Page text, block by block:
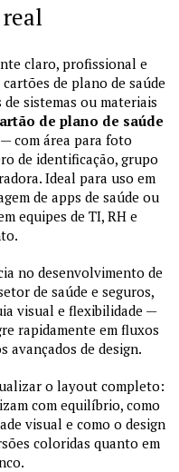
claro, profissional e
de plano de saúde
sistemas ou materiais
de plano de saúde
com área para foto
de identificação, grupo
Ideal para uso em
de apps de saúde ou
equipes de TI, RH e
no desenvolvimento de
de saúde e seguros,
visual e flexibilidade —
rapidamente em fluxos
avançados de design.
o layout completo:
com equilíbrio, como
visual e como o design
coloridas quanto em